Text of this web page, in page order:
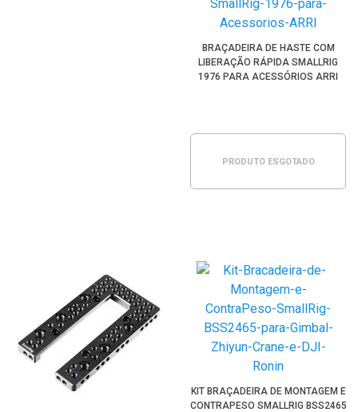
BRAÇADEIRA DE HASTE COM
LIBERAÇÃO RÁPIDA SMALLRIG
1976 PARA ACESSÓRIOS ARRI
PRODUTO ESGOTADO
KIT BRAÇADEIRA DE MONTAGEM E
CONTRAPESO SMALLRIG BSS2465